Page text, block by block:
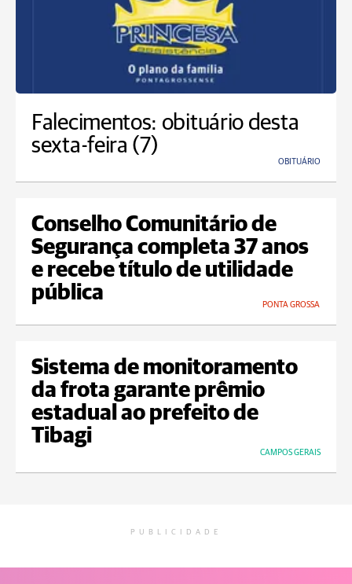
Falecimentos: obituário desta
sexta-feira (7)
OBITUÁRIO
Conselho Comunitário de
Segurança completa 37 anos
e recebe título de utilidade
pública
PONTA GROSSA
Sistema de monitoramento
da frota garante prêmio
estadual ao prefeito de
Tibagi
CAMPOS GERAIS
PUBLICIDADE